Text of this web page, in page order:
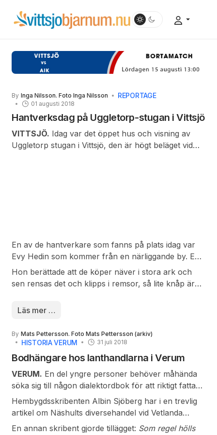
By Inga Nilsson. Foto Inga Nilsson REPORTAGE
01 augusti 2018
Hantverksdag på Uggletorp-stugan i Vittsjö
VITTSJÖ. Idag var det öppet hus och visning av
Uggletorp stugan i Vittsjö, den är högt beläget vid
En av de hantverkare som fanns på plats idag var
Evy Hedin som kommer från en närliggande by. Evy
berättade för mig att hon började så smått med
näver hemma i köket med några andra damer och
Hon berättade att de köper näver i stora ark och
sen rensas det och klipps i remsor, så lite knåp är
används i hemmet.
Läs mer …
By Mats Pettersson. Foto Mats Pettersson (arkiv)
HISTORIA VERUM 31 juli 2018
Bodhängare hos lanthandlarna i Verum
VERUM. En del yngre personer behöver måhända
söka sig till någon dialektordbok för att riktigt fatta
vad som menas med första ordet i rubriken.
Hembygdsskribenten Albin Sjöberg har i en trevlig
artikel om Näshults diversehandel vid Vetlanda
förklarat begreppet såhär (Barometern 1950): Där
En annan skribent gjorde tillägget: Som regel hölls